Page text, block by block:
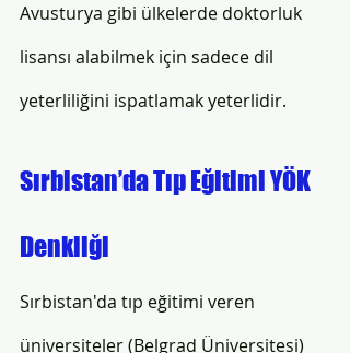
Avusturya gibi ülkelerde doktorluk
lisansı alabilmek için sadece dil
yeterliliğini ispatlamak yeterlidir.
Sırbistan’da Tıp Eğitimi YÖK
Denkliği
Sırbistan'da tıp eğitimi veren
üniversiteler (Belgrad Üniversitesi)